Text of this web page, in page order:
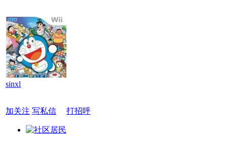
sinxl
加关注 写私信 打招呼